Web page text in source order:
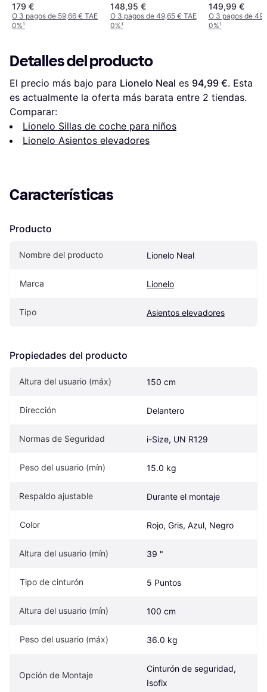
179 €
O 3 pagos de 59,66 € TAE
0%¹
148,95 €
O 3 pagos de 49,65 € TAE
0%¹
149,99 €
O 3 pagos de
0%¹
Detalles del producto
El precio más bajo para Lionelo Neal es 94,99 €. Esta
es actualmente la oferta más barata entre 2 tiendas.
Comparar:
Lionelo Sillas de coche para niños
Lionelo Asientos elevadores
Características
Producto
Nombre del producto Lionelo Neal
Marca Lionelo
Tipo Asientos elevadores
Propiedades del producto
Altura del usuario (máx) 150 cm
Dirección Delantero
Normas de Seguridad i-Size, UN R129
Peso del usuario (mín) 15.0 kg
Respaldo ajustable Durante el montaje
Color Rojo, Gris, Azul, Negro
Altura del usuario (mín) 39 "
Tipo de cinturón 5 Puntos
Altura del usuario (mín) 100 cm
Peso del usuario (máx) 36.0 kg
Opción de Montaje
Cinturón de seguridad,
Isofix